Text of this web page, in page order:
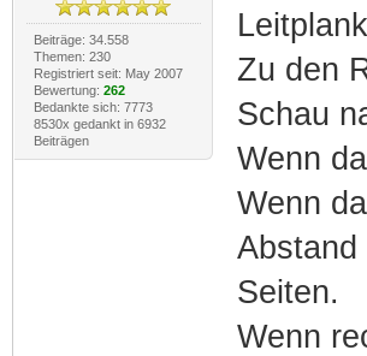
Beiträge: 34.558
Themen: 230
Registriert seit: May 2007
Bewertung: 262
Bedankte sich: 7773
8530x gedankt in 6932
Beiträgen
Zu den
Schau
Wenn
Wenn
Abstand
Seiten.
Wenn